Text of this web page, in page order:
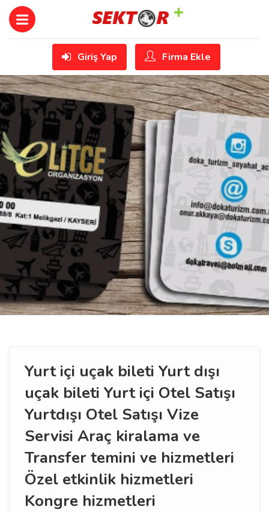
Giriş Yap Firma Ekle
Yurt içi uçak bileti Yurt dışı
uçak bileti Yurt içi Otel Satışı
Yurtdışı Otel Satışı Vize
Servisi Araç kiralama ve
Transfer temini ve hizmetleri
Özel etkinlik hizmetleri
Kongre hizmetleri